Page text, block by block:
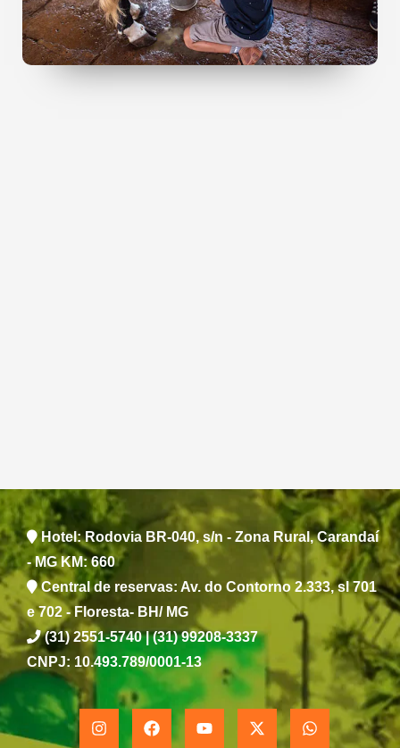
Hotel: Rodovia BR-040, s/n - Zona Rural, Carandaí
- MG KM: 660
Central de reservas: Av. do Contorno 2.333, sl 701
e 702 - Floresta- BH/ MG
(31) 2551-5740 | (31) 99208-3337
CNPJ: 10.493.789/0001-13